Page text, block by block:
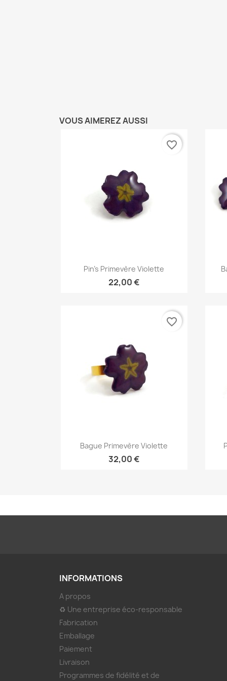
VOUS AIMEREZ AUSSI
Aperçu rapide
Pin's Primevère Violette
22,00 €
favorite_border
Aperçu rapide
Bague Primevère Violette
32,00 €
favorite_border
INFORMATIONS
A propos
♻ Une entreprise éco-responsable
Fabrication
Emballage
Paiement
Livraison
Programmes de fidélité et de